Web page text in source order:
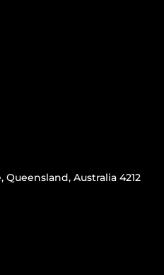
Queensland, Australia 4212